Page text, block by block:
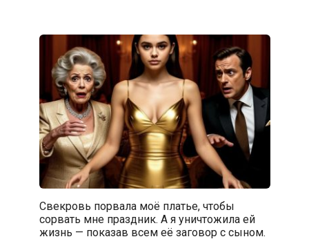
Свекровь порвала моё платье, чтобы
сорвать мне праздник. А я уничтожила ей
жизнь — показав всем её заговор с сыном.